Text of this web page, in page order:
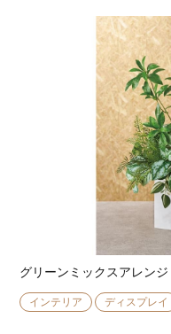
グリーンミックスアレンジ
インテリア ディスプレイ